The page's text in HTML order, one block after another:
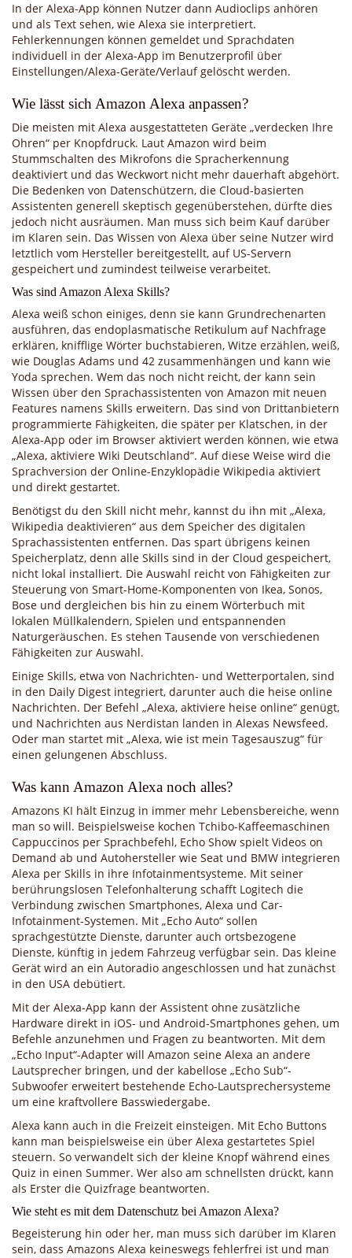
In der Alexa-App können Nutzer dann Audioclips anhören
und als Text sehen, wie Alexa sie interpretiert.
Fehlerkennungen können gemeldet und Sprachdaten
individuell in der Alexa-App im Benutzerprofil über
Einstellungen/Alexa-Geräte/Verlauf gelöscht werden.
Wie lässt sich Amazon Alexa anpassen?
Die meisten mit Alexa ausgestatteten Geräte „verdecken Ihre
Ohren“ per Knopfdruck. Laut Amazon wird beim
Stummschalten des Mikrofons die Spracherkennung
deaktiviert und das Weckwort nicht mehr dauerhaft abgehört.
Die Bedenken von Datenschützern, die Cloud-basierten
Assistenten generell skeptisch gegenüberstehen, dürfte dies
jedoch nicht ausräumen. Man muss sich beim Kauf darüber
im Klaren sein. Das Wissen von Alexa über seine Nutzer wird
letztlich vom Hersteller bereitgestellt, auf US-Servern
gespeichert und zumindest teilweise verarbeitet.
Was sind Amazon Alexa Skills?
Alexa weiß schon einiges, denn sie kann Grundrechenarten
ausführen, das endoplasmatische Retikulum auf Nachfrage
erklären, knifflige Wörter buchstabieren, Witze erzählen, weiß,
wie Douglas Adams und 42 zusammenhängen und kann wie
Yoda sprechen. Wem das noch nicht reicht, der kann sein
Wissen über den Sprachassistenten von Amazon mit neuen
Features namens Skills erweitern. Das sind von Drittanbietern
programmierte Fähigkeiten, die später per Klatschen, in der
Alexa-App oder im Browser aktiviert werden können, wie etwa
„Alexa, aktiviere Wiki Deutschland“. Auf diese Weise wird die
Sprachversion der Online-Enzyklopädie Wikipedia aktiviert
und direkt gestartet.
Benötigst du den Skill nicht mehr, kannst du ihn mit „Alexa,
Wikipedia deaktivieren“ aus dem Speicher des digitalen
Sprachassistenten entfernen. Das spart übrigens keinen
Speicherplatz, denn alle Skills sind in der Cloud gespeichert,
nicht lokal installiert. Die Auswahl reicht von Fähigkeiten zur
Steuerung von Smart-Home-Komponenten von Ikea, Sonos,
Bose und dergleichen bis hin zu einem Wörterbuch mit
lokalen Müllkalendern, Spielen und entspannenden
Naturgeräuschen. Es stehen Tausende von verschiedenen
Fähigkeiten zur Auswahl.
Einige Skills, etwa von Nachrichten- und Wetterportalen, sind
in den Daily Digest integriert, darunter auch die heise online
Nachrichten. Der Befehl „Alexa, aktiviere heise online“ genügt,
und Nachrichten aus Nerdistan landen in Alexas Newsfeed.
Oder man startet mit „Alexa, wie ist mein Tagesauszug“ für
einen gelungenen Abschluss.
Was kann Amazon Alexa noch alles?
Amazons KI hält Einzug in immer mehr Lebensbereiche, wenn
man so will. Beispielsweise kochen Tchibo-Kaffeemaschinen
Cappuccinos per Sprachbefehl, Echo Show spielt Videos on
Demand ab und Autohersteller wie Seat und BMW integrieren
Alexa per Skills in ihre Infotainmentsysteme. Mit seiner
berührungslosen Telefonhalterung schafft Logitech die
Verbindung zwischen Smartphones, Alexa und Car-
Infotainment-Systemen. Mit „Echo Auto“ sollen
sprachgestützte Dienste, darunter auch ortsbezogene
Dienste, künftig in jedem Fahrzeug verfügbar sein. Das kleine
Gerät wird an ein Autoradio angeschlossen und hat zunächst
in den USA debütiert.
Mit der Alexa-App kann der Assistent ohne zusätzliche
Hardware direkt in iOS- und Android-Smartphones gehen, um
Befehle anzunehmen und Fragen zu beantworten. Mit dem
„Echo Input“-Adapter will Amazon seine Alexa an andere
Lautsprecher bringen, und der kabellose „Echo Sub“-
Subwoofer erweitert bestehende Echo-Lautsprechersysteme
um eine kraftvollere Basswiedergabe.
Alexa kann auch in die Freizeit einsteigen. Mit Echo Buttons
kann man beispielsweise ein über Alexa gestartetes Spiel
steuern. So verwandelt sich der kleine Knopf während eines
Quiz in einen Summer. Wer also am schnellsten drückt, kann
als Erster die Quizfrage beantworten.
Wie steht es mit dem Datenschutz bei Amazon Alexa?
Begeisterung hin oder her, man muss sich darüber im Klaren
sein, dass Amazons Alexa keineswegs fehlerfrei ist und man